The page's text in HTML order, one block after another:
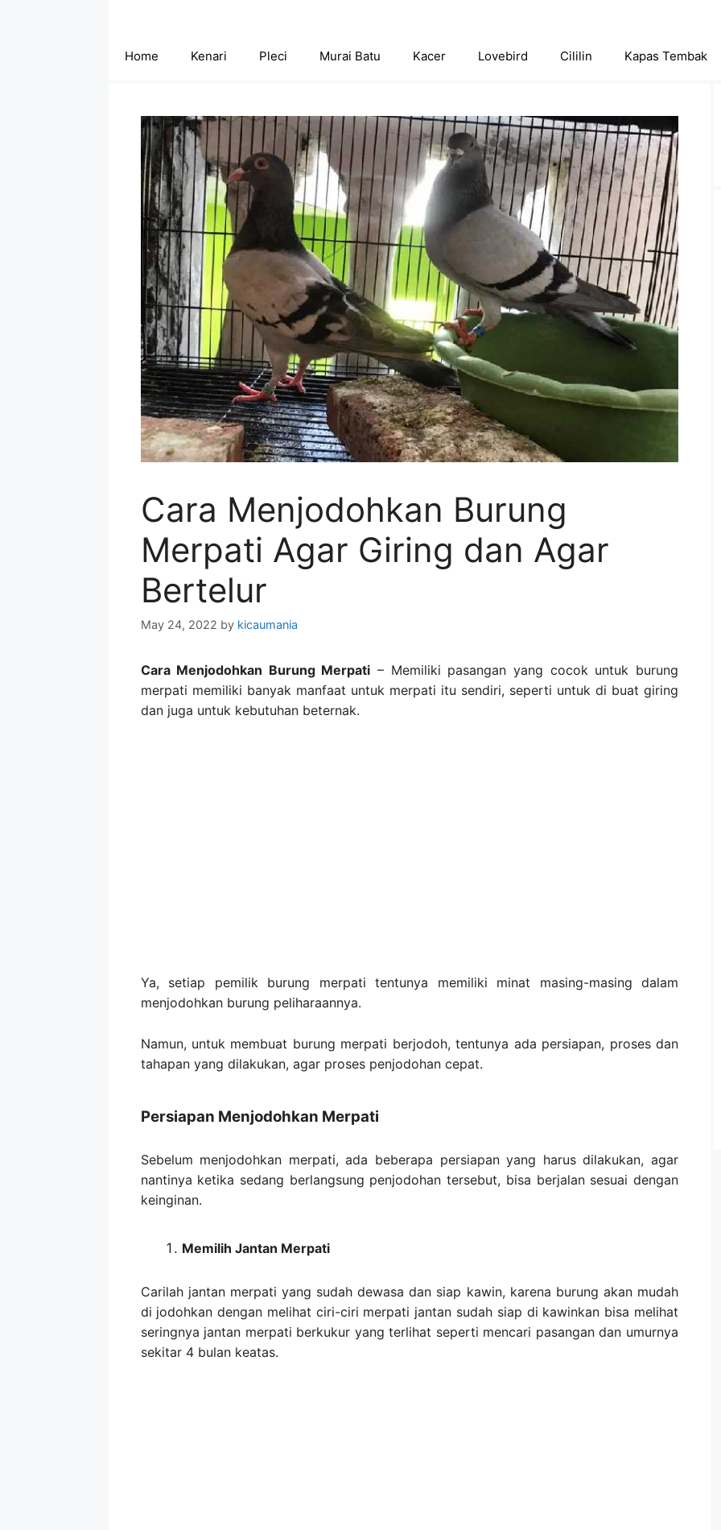
Home Kenari Pleci Murai Batu Kacer Lovebird Cililin Kapas Tembak
Cara Menjodohkan Burung
Merpati Agar Giring dan Agar
Bertelur
May 24, 2022 by kicaumania
Cara Menjodohkan Burung Merpati – Memiliki pasangan yang cocok untuk burung
merpati memiliki banyak manfaat untuk merpati itu sendiri, seperti untuk di buat giring
dan juga untuk kebutuhan beternak.
Ya, setiap pemilik burung merpati tentunya memiliki minat masing-masing dalam
menjodohkan burung peliharaannya.
Namun, untuk membuat burung merpati berjodoh, tentunya ada persiapan, proses dan
tahapan yang dilakukan, agar proses penjodohan cepat.
Persiapan Menjodohkan Merpati
Sebelum menjodohkan merpati, ada beberapa persiapan yang harus dilakukan, agar
nantinya ketika sedang berlangsung penjodohan tersebut, bisa berjalan sesuai dengan
keinginan.
Memilih Jantan Merpati
Carilah jantan merpati yang sudah dewasa dan siap kawin, karena burung akan mudah
di jodohkan dengan melihat ciri-ciri merpati jantan sudah siap di kawinkan bisa melihat
seringnya jantan merpati berkukur yang terlihat seperti mencari pasangan dan umurnya
sekitar 4 bulan keatas.